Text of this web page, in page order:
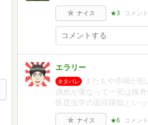
ナイス ★3 コメン
エラリー
ネタバレ
またもや赤堀が
偶然が重なって一見は猟
医昆虫学の面目躍如とい
ナイス ★6 コメン